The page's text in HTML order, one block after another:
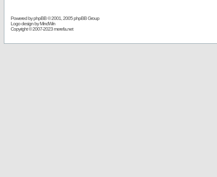
Powered byphpBB© 2001, 2005 phpBB Group
Logo design by MindWin
Copyright © 2007-2023 merefa.net